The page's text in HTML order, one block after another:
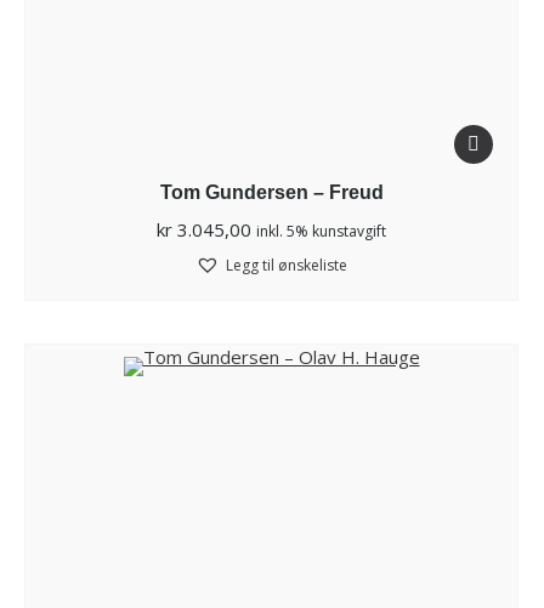
Tom Gundersen – Freud
kr 3.045,00 inkl. 5% kunstavgift
Legg til ønskeliste